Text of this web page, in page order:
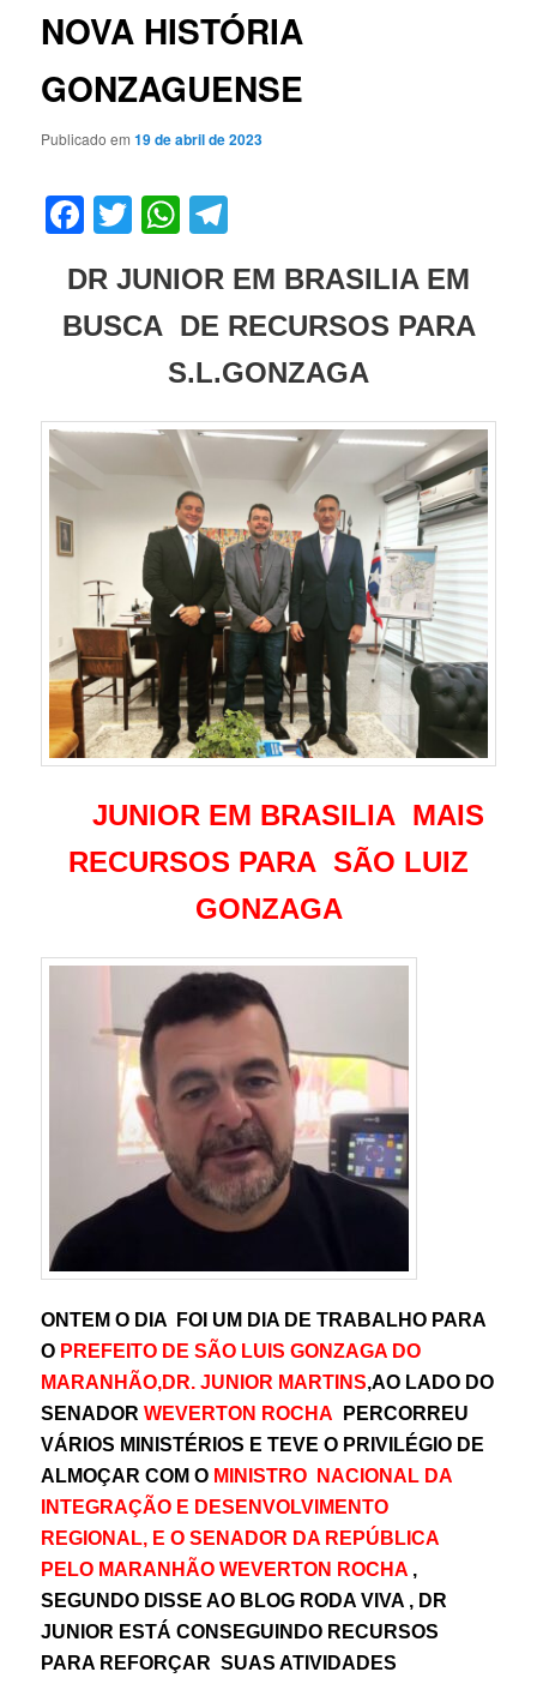
NOVA HISTÓRIA
GONZAGUENSE
Publicado em19 de abril de 2023
Facebook
TwitterWhatsApp
DR JUNIOR EM BRASILIA EM
BUSCA DE RECURSOS PARA
S.L.GONZAGA
JUNIOR EM BRASILIA MAIS
RECURSOS PARA SÃO LUIZ
GONZAGA
ONTEM O DIA FOI UM DIA DE TRABALHO PARA
O PREFEITO DE SÃO LUIS GONZAGA DO
MARANHÃO,DR. JUNIOR MARTINS,AO LADO DO
SENADORWEVERTON ROCHA
PERCORREU
VÁRIOS MINISTÉRIOS E TEVE O PRIVILÉGIO DE
ALMOÇAR COM O MINISTRO NACIONAL DA
INTEGRAÇÃO E DESENVOLVIMENTO
REGIONAL, E O SENADOR DA REPÚBLICA
PELO MARANHÃO WEVERTON ROCHA ,
SEGUNDO DISSE AO BLOG RODA VIVA , DR
JUNIOR ESTÁ CONSEGUINDO RECURSOS
PARA REFORÇAR SUAS ATIVIDADES